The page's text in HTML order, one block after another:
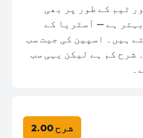
ٹیم کے طور پر بھی
ہے — آسٹریا کے
ہیں۔ اسپین کی جیت سب
شرح کم ہے لیکن یہی سب
شرح 2.00